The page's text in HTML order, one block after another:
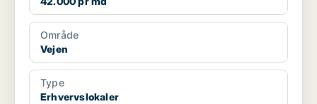
Område
Vejen
Type
Erhvervslokaler